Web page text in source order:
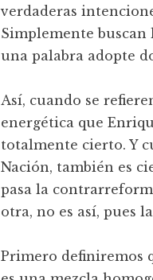
verdaderas
Simplemente buscan
una palabra adopte
Así, cuando se
energética que
totalmente cierto. Y
Nación, también es
pasa la
otra, no es así, pues
Primero definiremos